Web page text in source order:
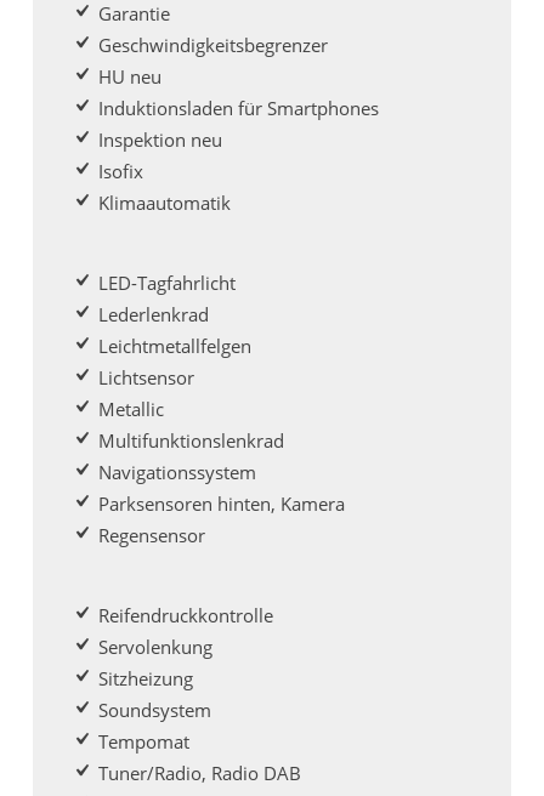
Garantie
Geschwindigkeitsbegrenzer
HU neu
Induktionsladen für Smartphones
Inspektion neu
Isofix
Klimaautomatik
LED-Tagfahrlicht
Lederlenkrad
Leichtmetallfelgen
Lichtsensor
Metallic
Multifunktionslenkrad
Navigationssystem
Parksensoren hinten, Kamera
Regensensor
Reifendruckkontrolle
Servolenkung
Sitzheizung
Soundsystem
Tempomat
Tuner/Radio, Radio DAB